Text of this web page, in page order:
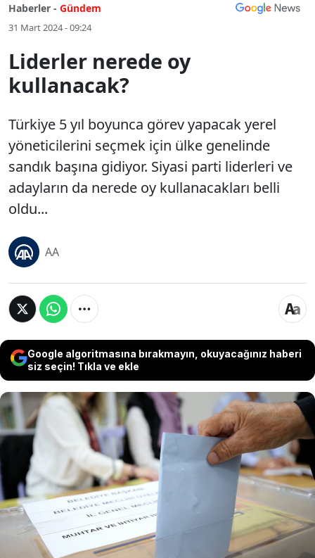
Haberler - Gündem
31 Mart 2024 - 09:24
Liderler nerede oy
kullanacak?
Türkiye 5 yıl boyunca görev yapacak yerel
yöneticilerini seçmek için ülke genelinde
sandık başına gidiyor. Siyasi parti liderleri ve
adayların da nerede oy kullanacakları belli
oldu...
AA
Google algoritmasına bırakmayın, okuyacağınız haberi
siz seçin! Tıkla ve ekle
Türkiye 5 yıl boyunca görev yapacak yerel
yöneticilerini seçmek için ülke genelinde
sandık başına gidiyor. Siyasi parti liderleri ve
adayların da nerede oy kullanacakları belli
oldu...